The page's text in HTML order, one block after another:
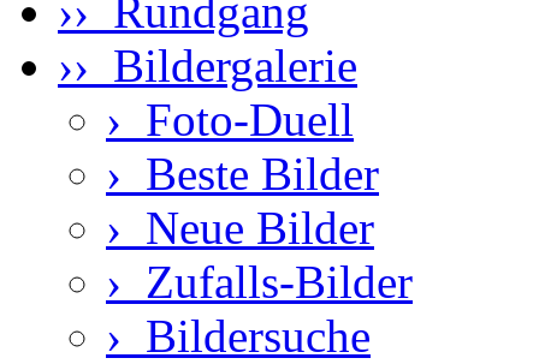
›› Rundgang
›› Bildergalerie
› Foto-Duell
› Beste Bilder
› Neue Bilder
› Zufalls-Bilder
› Bildersuche